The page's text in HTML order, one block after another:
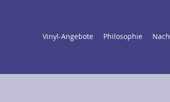
Vinyl-Angebote Philosophie